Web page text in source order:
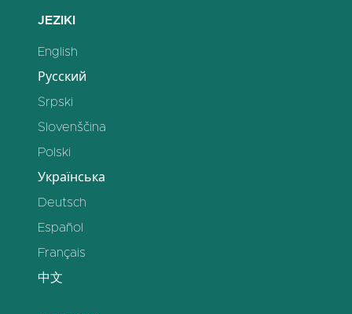
JEZIKI
English
Русский
Srpski
Slovenščina
Polski
Українська
Deutsch
Español
Français
中文